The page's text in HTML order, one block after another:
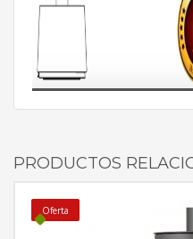
PRODUCTOS
Oferta